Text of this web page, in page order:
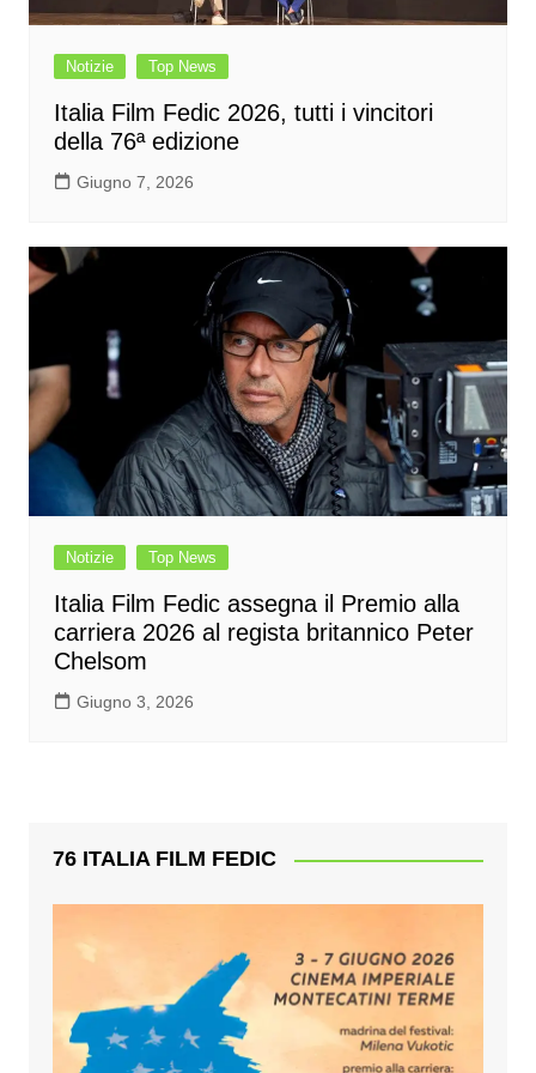
Notizie Top News
Italia Film Fedic 2026, tutti i vincitori
della 76ª edizione
Giugno 7, 2026
Notizie Top News
Italia Film Fedic assegna il Premio alla
carriera 2026 al regista britannico Peter
Chelsom
Giugno 3, 2026
76 ITALIA FILM FEDIC